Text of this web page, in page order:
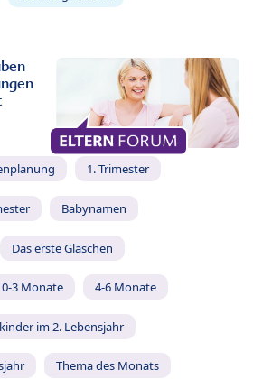
1. Trimester
Babynamen
Das erste Gläschen
0-3 Monate 4-6 Monate
im 2. Lebensjahr
Thema des Monats